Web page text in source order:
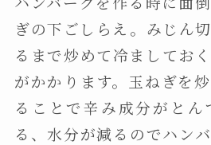
ぎの下ごしらえ。みじん
るまで炒めて冷ましてお
がかかります。玉ねぎを
ることで辛み成分がとん
る、水分が減るのでハン